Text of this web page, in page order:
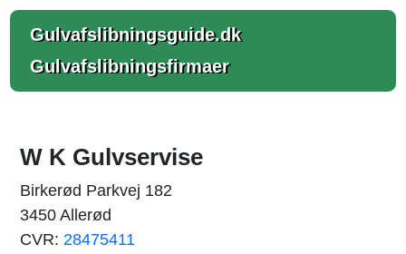
Gulvafslibningsguide.dk
Gulvafslibningsfirmaer
W K Gulvservise
Birkerød Parkvej 182
3450 Allerød
CVR: 28475411